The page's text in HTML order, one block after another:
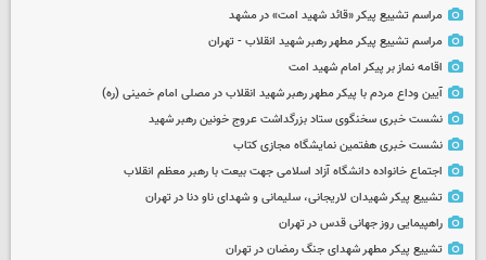
مراسم تشییع پیکر «قائد شهید امت» در مشهد
مراسم تشییع پیکر مطهر رهبر شهید انقلاب - تهران
اقامه نماز بر پیکر امام شهید امت
آیین وداع مردم با پیکر مطهر رهبر شهید انقلاب در مصلی امام خمینی (ره)
نشست خبری سخنگوی ستاد بزرگداشت عروج خونین رهبر شهید
نشست خبری هفتمین نمایشگاه مجازی کتاب
اجتماع خانواده دانشگاه آزاد اسلامی جهت بیعت با رهبر معظم انقلاب
تشییع پیکر شهیدان لاریجانی، سلیمانی و شهدای ناو دنا در تهران
راهپیمایی روز جهانی قدس در تهران
تشییع پیکر مطهر شهدای جنگ رمضان در تهران